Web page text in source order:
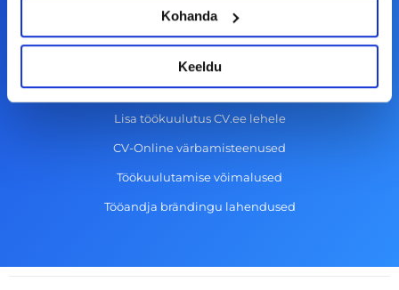
Kohanda
Keeldu
KKK
Kasutustingimused
Tööandjale
Lisa töökuulutus CV.ee lehele
CV-Online värbamisteenused
Töökuulutamise võimalused
Tööandja brändingu lahendused